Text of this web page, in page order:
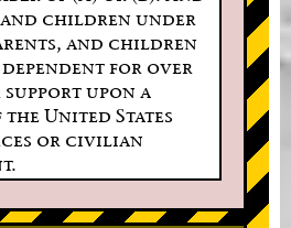
and children under
and children
dependent for over
upon a
the United States
or civilian